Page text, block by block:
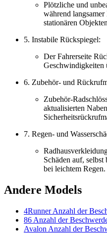
Plötzliche und
während
stationären
5. Instabile Rückspiegel:
Der Fahrerseite
Geschwindigkeiten
6. Zubehör- und
Zubehör-
aktualisierten
7. Regen- und
Schäden auf,
bei leichtem Regen.
Andere Models
4Runner Anzahl der
86 Anzahl der
Avalon Anzahl der